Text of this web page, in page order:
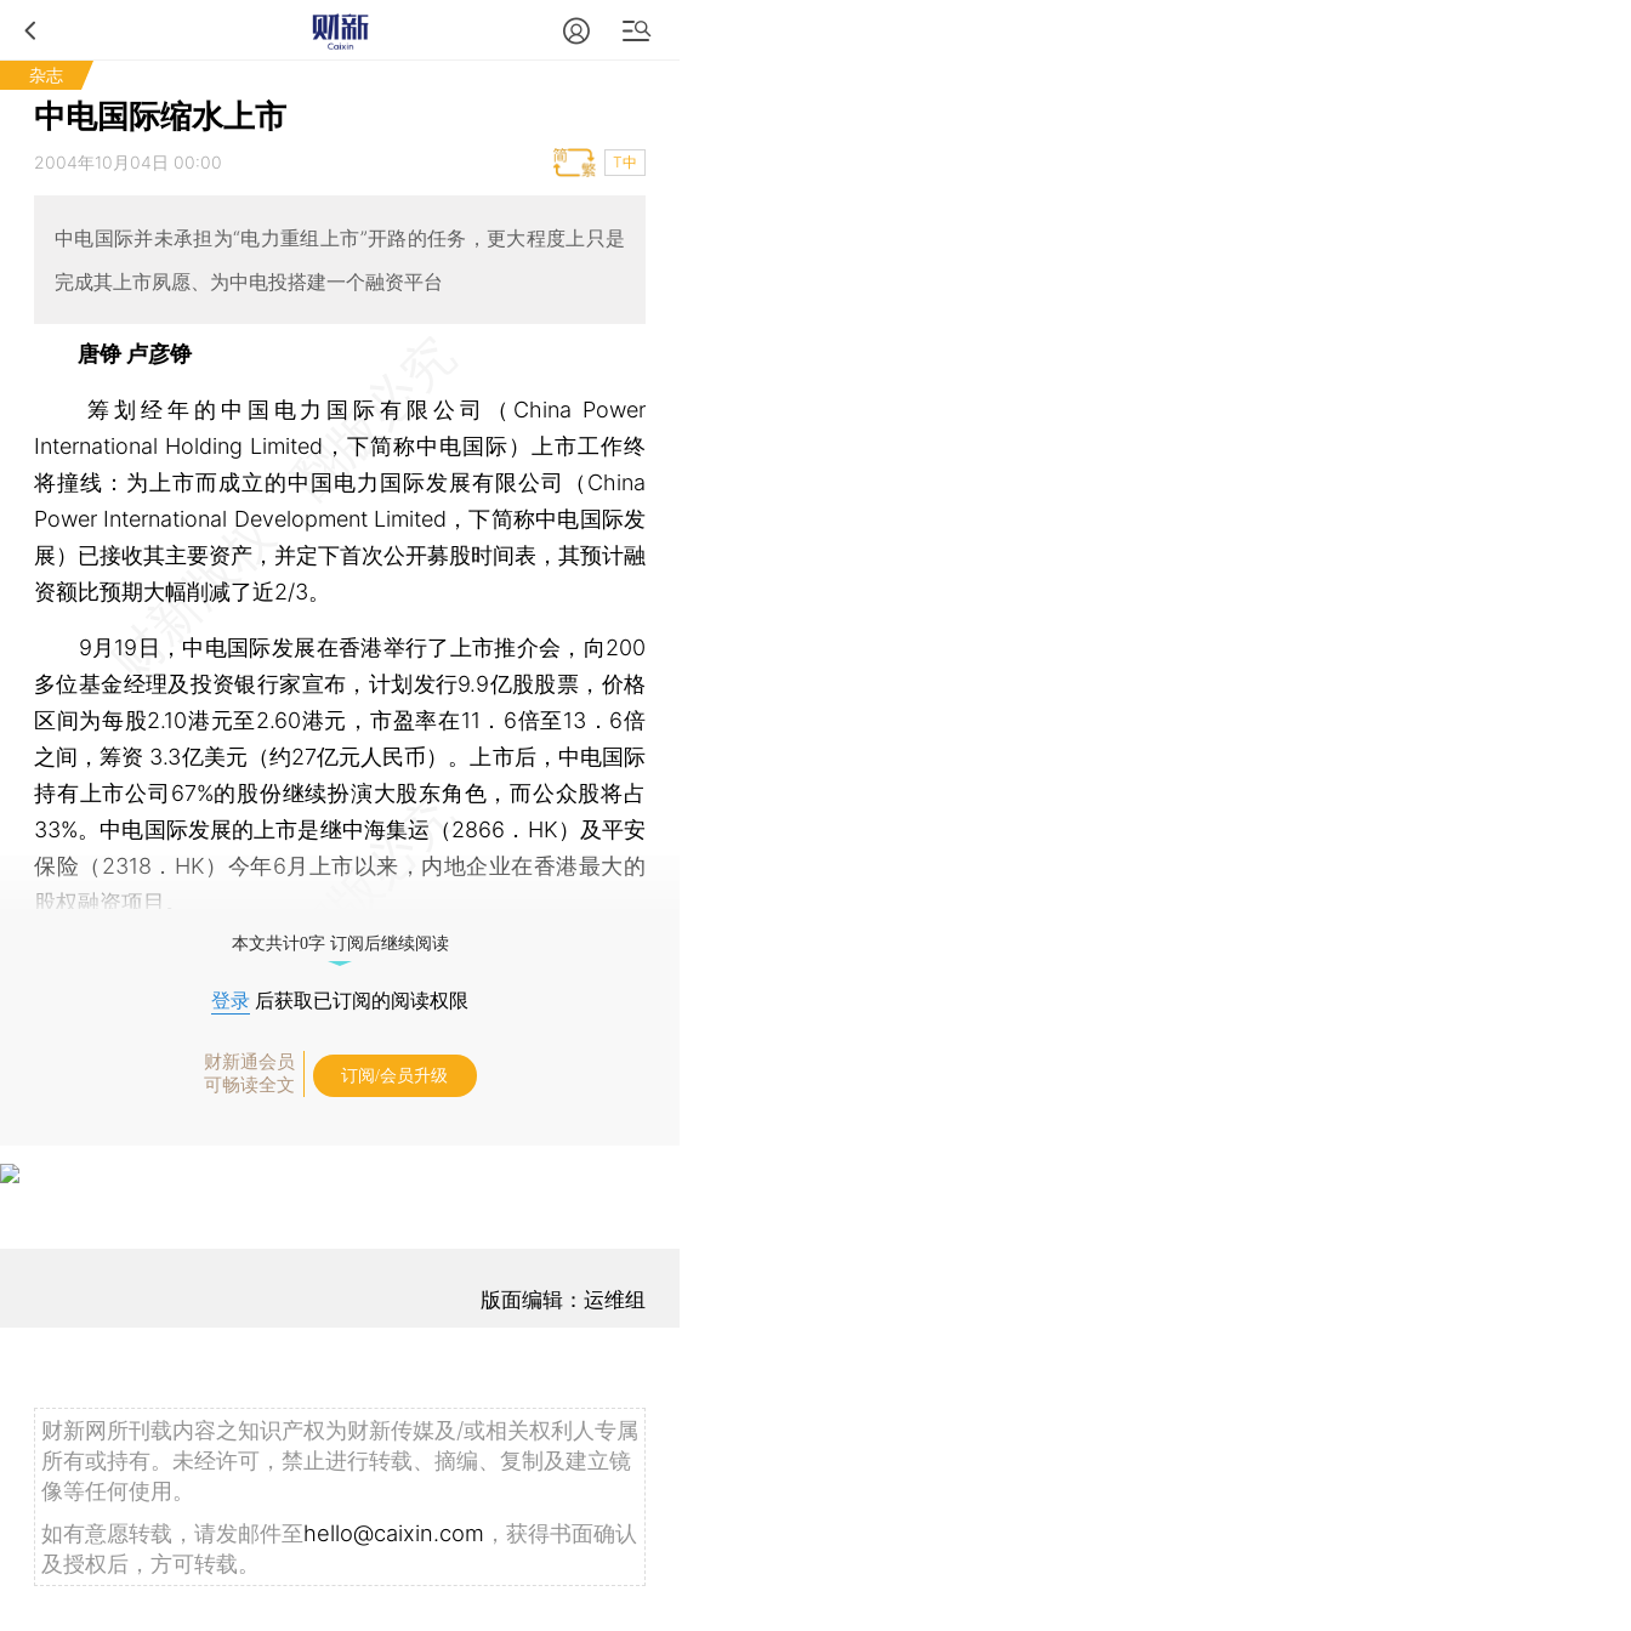
杂志
中电国际缩水上市
2004年10月04日 00:00 T中
中电国际并未承担为“电力重组上市”开路的任务，更大程度上只是
完成其上市夙愿、为中电投搭建一个融资平台
唐铮 卢彦铮
筹划经年的中国电力国际有限公司（China Power
International Holding Limited，下简称中电国际）上市工作终
将撞线：为上市而成立的中国电力国际发展有限公司（China
Power International Development Limited，下简称中电国际发
展）已接收其主要资产，并定下首次公开募股时间表，其预计融
资额比预期大幅削减了近2/3。
9月19日，中电国际发展在香港举行了上市推介会，向200
多位基金经理及投资银行家宣布，计划发行9.9亿股股票，价格
区间为每股2.10港元至2.60港元，市盈率在11．6倍至13．6倍
之间，筹资 3.3亿美元（约27亿元人民币）。上市后，中电国际
持有上市公司67%的股份继续扮演大股东角色，而公众股将占
33%。中电国际发展的上市是继中海集运（2866．HK）及平安
保险（2318．HK）今年6月上市以来，内地企业在香港最大的
股权融资项目。
本文共计0字 订阅后继续阅读
登录 后获取已订阅的阅读权限
财新通会员
可畅读全文
订阅/会员升级
版面编辑：运维组
财新网所刊载内容之知识产权为财新传媒及/或相关权利人专属
所有或持有。未经许可，禁止进行转载、摘编、复制及建立镜
像等任何使用。
如有意愿转载，请发邮件至hello@caixin.com ，获得书面确认
及授权后，方可转载。